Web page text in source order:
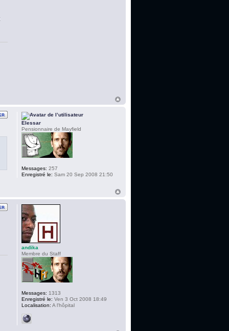
Elessar
Pensionnaire de Mayfield
Messages: 257
Enregistré le: Sam 20 Sep 2008 21:50
andika
Membre du Staff
Messages: 1313
Enregistré le: Ven 3 Oct 2008 18:49
Localisation: A l'hôpital